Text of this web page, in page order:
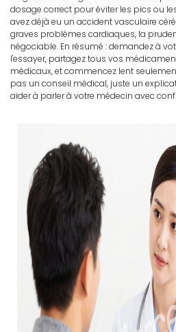
dosage correct pour éviter les pics ou
avez déjà eu un accident vasculaire
graves problèmes cardiaques, la
négociable. En résumé : demandez à
l'essayer, partagez tous vos
médicaux, et commencez lent
pas un conseil médical, juste un
aider à parler à votre médecin avec